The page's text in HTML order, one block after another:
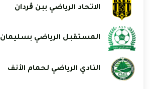
الاتحاد الرياضي ببن ڨردان
المستقبل الرياضي بسليمان
النادي الرياضي لحمام الأنف